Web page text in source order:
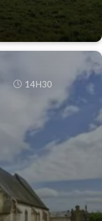
14H30